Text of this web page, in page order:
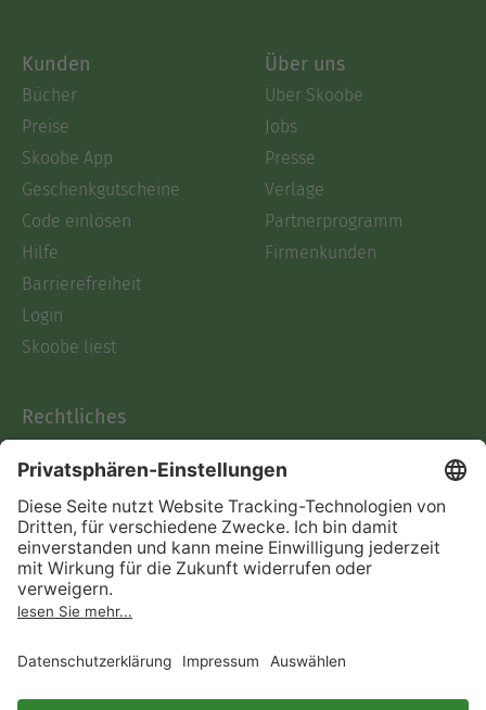
Kunden
Bücher
Preise
Skoobe App
Geschenkgutscheine
Code einlösen
Hilfe
Barrierefreiheit
Login
Skoobe liest
Über uns
Über Skoobe
Jobs
Presse
Verlage
Partnerprogramm
Firmenkunden
Rechtliches
AGB
Informationen nach Data
Act
Verträge hier kündigen
Impressum